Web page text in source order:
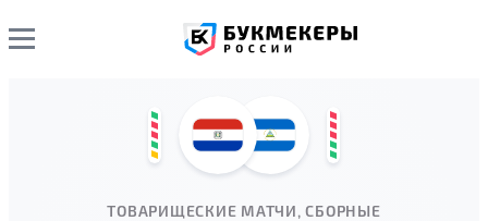
ТОВАРИЩЕСКИЕ МАТЧИ, СБОРНЫЕ